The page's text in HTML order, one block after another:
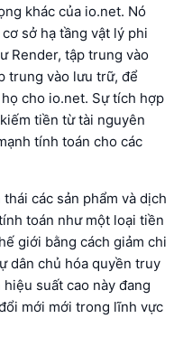
khác của io.net. Nó
sở hạ tầng vật lý phi
Render, tập trung vào
trung vào lưu trữ, để
cho io.net. Sự tích hợp
tiền từ tài nguyên
tính toán cho các
các sản phẩm và dịch
toán như một loại tiền
giới bằng cách giảm chi
dân chủ hóa quyền truy
suất cao này đang
mới mới trong lĩnh vực